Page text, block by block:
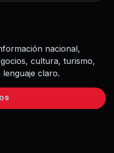
nacional,
cultura, turismo,
claro.